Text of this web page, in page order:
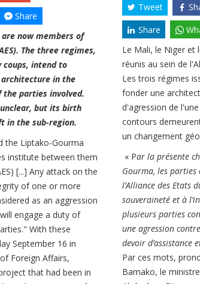
Share
now members of
The three regimes,
intend to
in the
the parties involved.
but its birth
in the sub-region.
the Liptako-Gourma
institute between them
[...] Any attack on the
of one or more
as an aggression
engage a duty of
With these
September 16 in
Foreign Affairs,
that had been in
Tweet
Share
Le Mali, le Niger et
réunis au sein de
Les trois régimes
fonder une
d'agression de
contours
un changement
« Par la présente
Gourma, les
l’Alliance des Etats
souveraineté et à
plusieurs parties
une agression
devoir d’assistance
Par ces mots,
Bamako, le